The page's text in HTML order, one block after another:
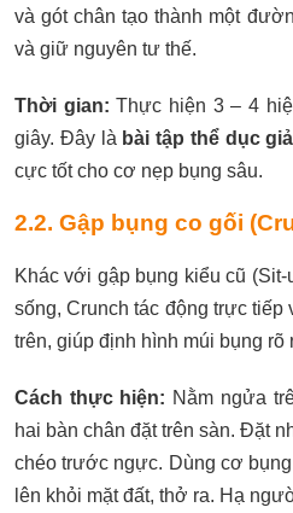
và gót chân tạo thành một
và giữ nguyên tư thế.
Thời gian: Thực hiện 3 – 4
giây. Đây là bài tập thể dục
cực tốt cho cơ nẹp bụng sâu.
2.2. Gập bụng co gối
Khác với gập bụng kiểu cũ
sống, Crunch tác động trực tiếp
trên, giúp định hình múi bụng rõ
Cách thực hiện: Nằm ngửa
hai bàn chân đặt trên sàn. Đặt
chéo trước ngực. Dùng cơ
lên khỏi mặt đất, thở ra. Hạ